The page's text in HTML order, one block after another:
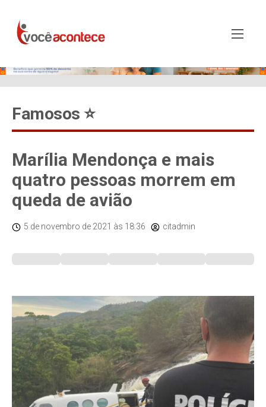
Famosos ⭐️
Marília Mendonça e mais
quatro pessoas morrem em
queda de avião
5 de novembro de 2021 às 18:36 citadmin